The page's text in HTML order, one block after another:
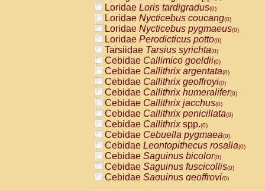
Loridae Loris tardigradus(0)
Loridae Nycticebus coucang(0)
Loridae Nycticebus pygmaeus(0)
Loridae Perodicticus potto(0)
Tarsiidae Tarsius syrichta(0)
Cebidae Callimico goeldii(0)
Cebidae Callithrix argentata(0)
Cebidae Callithrix geoffroyi(0)
Cebidae Callithrix humeralifer(0)
Cebidae Callithrix jacchus(0)
Cebidae Callithrix penicillata(0)
Cebidae Callithrixspp.(0)
Cebidae Cebuella pygmaea(0)
Cebidae Leontopithecus rosalia(0)
Cebidae Saguinus bicolor(0)
Cebidae Saguinus fuscicollis(0)
Cebidae Saguinus geoffroyi(0)